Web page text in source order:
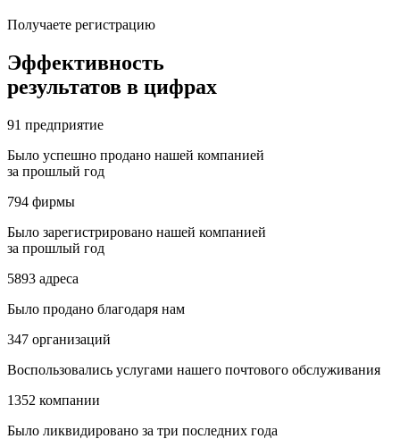
Получаете регистрацию
Эффективность
результатов в цифрах
91 предприятие
Было успешно продано нашей компанией
за прошлый год
794 фирмы
Было зарегистрировано нашей компанией
за прошлый год
5893 адреса
Было продано благодаря нам
347 организаций
Воспользовались услугами нашего почтового обслуживания
1352 компании
Было ликвидировано за три последних года